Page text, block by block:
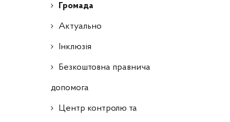
Громада
Актуально
Інклюзія
Безкоштовна правнича
допомога
Центр контролю та